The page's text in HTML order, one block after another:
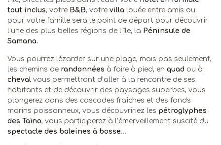
tout inclus, votre B&B, votre villa louée entre amis ou
pour votre famille sera le point de départ pour découvrir
l’une des plus belles régions de l’île, la Péninsule de
Samana.
Vous pourrez lézarder sur une plage, mais pas seulement,
les chemins de randonnées à faire à pied, en quad ou à
cheval vous permettront d’aller à la rencontre de ses
habitants et de découvrir des paysages superbes, vous
plongerez dans des cascades fraîches et des fonds
marins poissonneux, vous découvririez les pétroglyphes
des Taïno, vous participerez à l’émerveillement suscité du
spectacle des baleines à bosse…